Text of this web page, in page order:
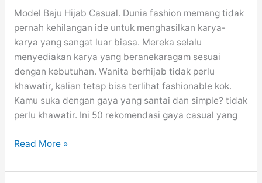
Model Baju Hijab Casual. Dunia fashion memang tidak
pernah kehilangan ide untuk menghasilkan karya-
karya yang sangat luar biasa. Mereka selalu
menyediakan karya yang beranekaragam sesuai
dengan kebutuhan. Wanita berhijab tidak perlu
khawatir, kalian tetap bisa terlihat fashionable kok.
Kamu suka dengan gaya yang santai dan simple? tidak
perlu khawatir. Ini 50 rekomendasi gaya casual yang
50
Gaya
Read More »